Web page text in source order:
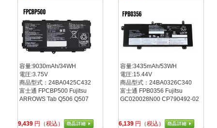
容量:9030mAh/34WH
電圧:3.75V
商品型式：24BA0425C432
富士通 FPCBP500 Fujitsu
ARROWS Tab Q506 Q507
9,439 円（税込）
容量:3435mAh/53WH
電圧:15.44V
商品型式：24BA0326C340
富士通 FPB0356 Fujitsu
GC020028N00 CP790492-02
6,139 円（税込）